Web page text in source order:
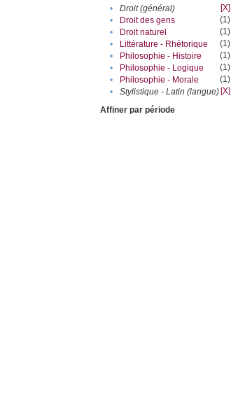
• Droit (général)
[X]
•
Droit des gens
(1)
•
Droit naturel
(1)
•
Littérature - Rhétorique
(1)
•
Philosophie - Histoire
(1)
•
Philosophie - Logique
(1)
•
Philosophie - Morale
(1)
•
Stylistique - Latin (langue) [X]
Affiner par période